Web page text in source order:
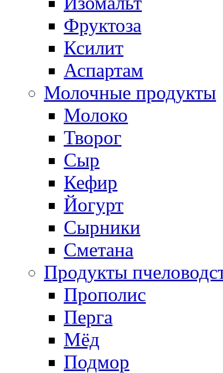
Фруктоза
Ксилит
Аспартам
Молочные продукты
Молоко
Творог
Сыр
Кефир
Йогурт
Сырники
Сметана
Продукты
Прополис
Перга
Мёд
Подмор